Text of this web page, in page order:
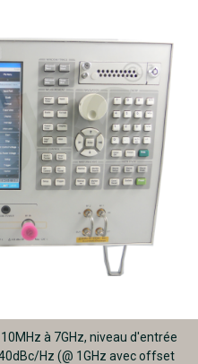
à 7GHz, niveau d'entrée
Hz (@ 1GHz avec offset